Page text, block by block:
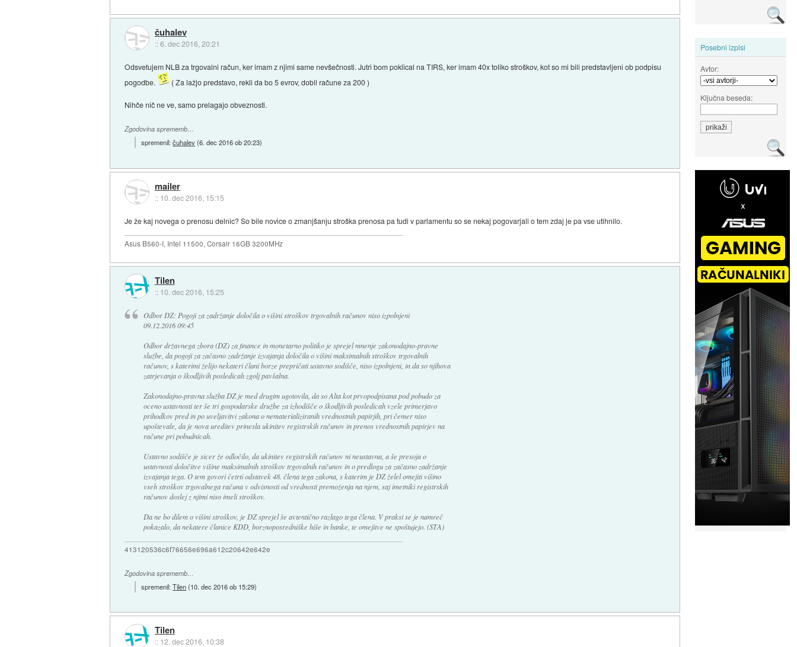
Posebni izpisi
Avtor:
Ključna beseda:
čuhalev
::6. dec 2016, 20:21
Odsvetujem NLB za trgovalni račun, ker imam z njimi same nevšečnosti. Jutri bom poklical na TIRS, ker imam 40x toliko stroškov, kot so mi bili predstavljeni ob podpisu
pogodbe.
( Za lažjo predstavo, rekli da bo 5 evrov, dobil račune za 200 )
Nihče nič ne ve, samo prelagajo obveznosti.
Zgodovina sprememb…
spremenil:čuhalev(6. dec 2016 ob 20:23)
mailer
:: 10. dec 2016, 15:15
Je že kaj novega o prenosu delnic? So bile novice o zmanjšanju stroška prenosa pa tudi v parlamentu so se nekaj pogovarjali o tem zdaj je pa vse utihnilo.
Asus B560-I, Intel 11500, Corsair 16GB 3200MHz
Tilen
:: 10. dec 2016, 15:25
Odbor DZ: Pogoji za zadržanje določila o višini stroškov trgovalnih računov niso izpolnjeni
09.12.2016 09:45
Odbor državnega zbora (DZ) za finance in monetarno politiko je sprejel mnenje zakonodajno-pravne
službe, da pogoji za začasno zadržanje izvajanja določila o višini maksimalnih stroškov trgovalnih
računov, s katerimi želijo nekateri člani borze prepričati ustavno sodišče, niso izpolnjeni, in da so njihova
zatrjevanja o škodljivih posledicah zgolj pavšalna.
Zakonodajno-pravna služba DZ je med drugim ugotovila, da so Alta kot prvopodpisana pod pobudo za
oceno ustavnosti ter še tri gospodarske družbe za izhodišče o škodljivih posledicah vzele primerjavo
prihodkov pred in po uveljavitvi zakona o nematerializiranih vrednostnih papirjih, pri čemer niso
upoštevale, da je nova ureditev prinesla ukinitev registrskih računov in prenos vrednostnih papirjev na
račune pri pobudnicah.
Ustavno sodišče je sicer že odločilo, da ukinitev registrskih računov ni neustavna, a še presoja o
ustavnosti določitve višine maksimalnih stroškov trgovalnih računov in o predlogu za začasno zadržanje
izvajanja tega. O tem govori četrti odstavek 48. člena tega zakona, s katerim je DZ želel omejiti višino
vseh stroškov trgovalnega računa v odvisnosti od vrednosti premoženja na njem, saj imetniki registrskih
računov doslej z njimi niso imeli stroškov.
Da ne bo dilem o višini stroškov, je DZ sprejel še avtentično razlago tega člena. V praksi se je namreč
pokazalo, da nekatere članice KDD, borznoposredniške hiše in banke, te omejitve ne spoštujejo. (STA)
413120536c6f76656e696a612c20642e642e
Zgodovina sprememb…
spremenil:Tilen(10. dec 2016 ob 15:29)
Tilen
:: 12. dec 2016, 10:38